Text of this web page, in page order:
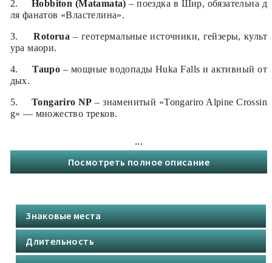
2.Hobbiton (Matamata) –поездка в Шир, обязательна д
ля фанатов «Властелина».
3.Rotorua –геотермальные источники, гейзеры, культ
ура маори.
4.Taupo – мощные водопадыHuka Fallsи активный от
дых.
5. Tongariro NP – знаменитый «Tongariro Alpine Crossin
g» — множество треков.
ной атмосферой. Переправа на пароме в
е каякинг-туры.
8.West Coast: Franz Josef / Fox Glacier– ночевка рядо
м с ледником, пешие и вертолётные треки.
...
Посмотреть полное описание
Знаковые места
Длительность